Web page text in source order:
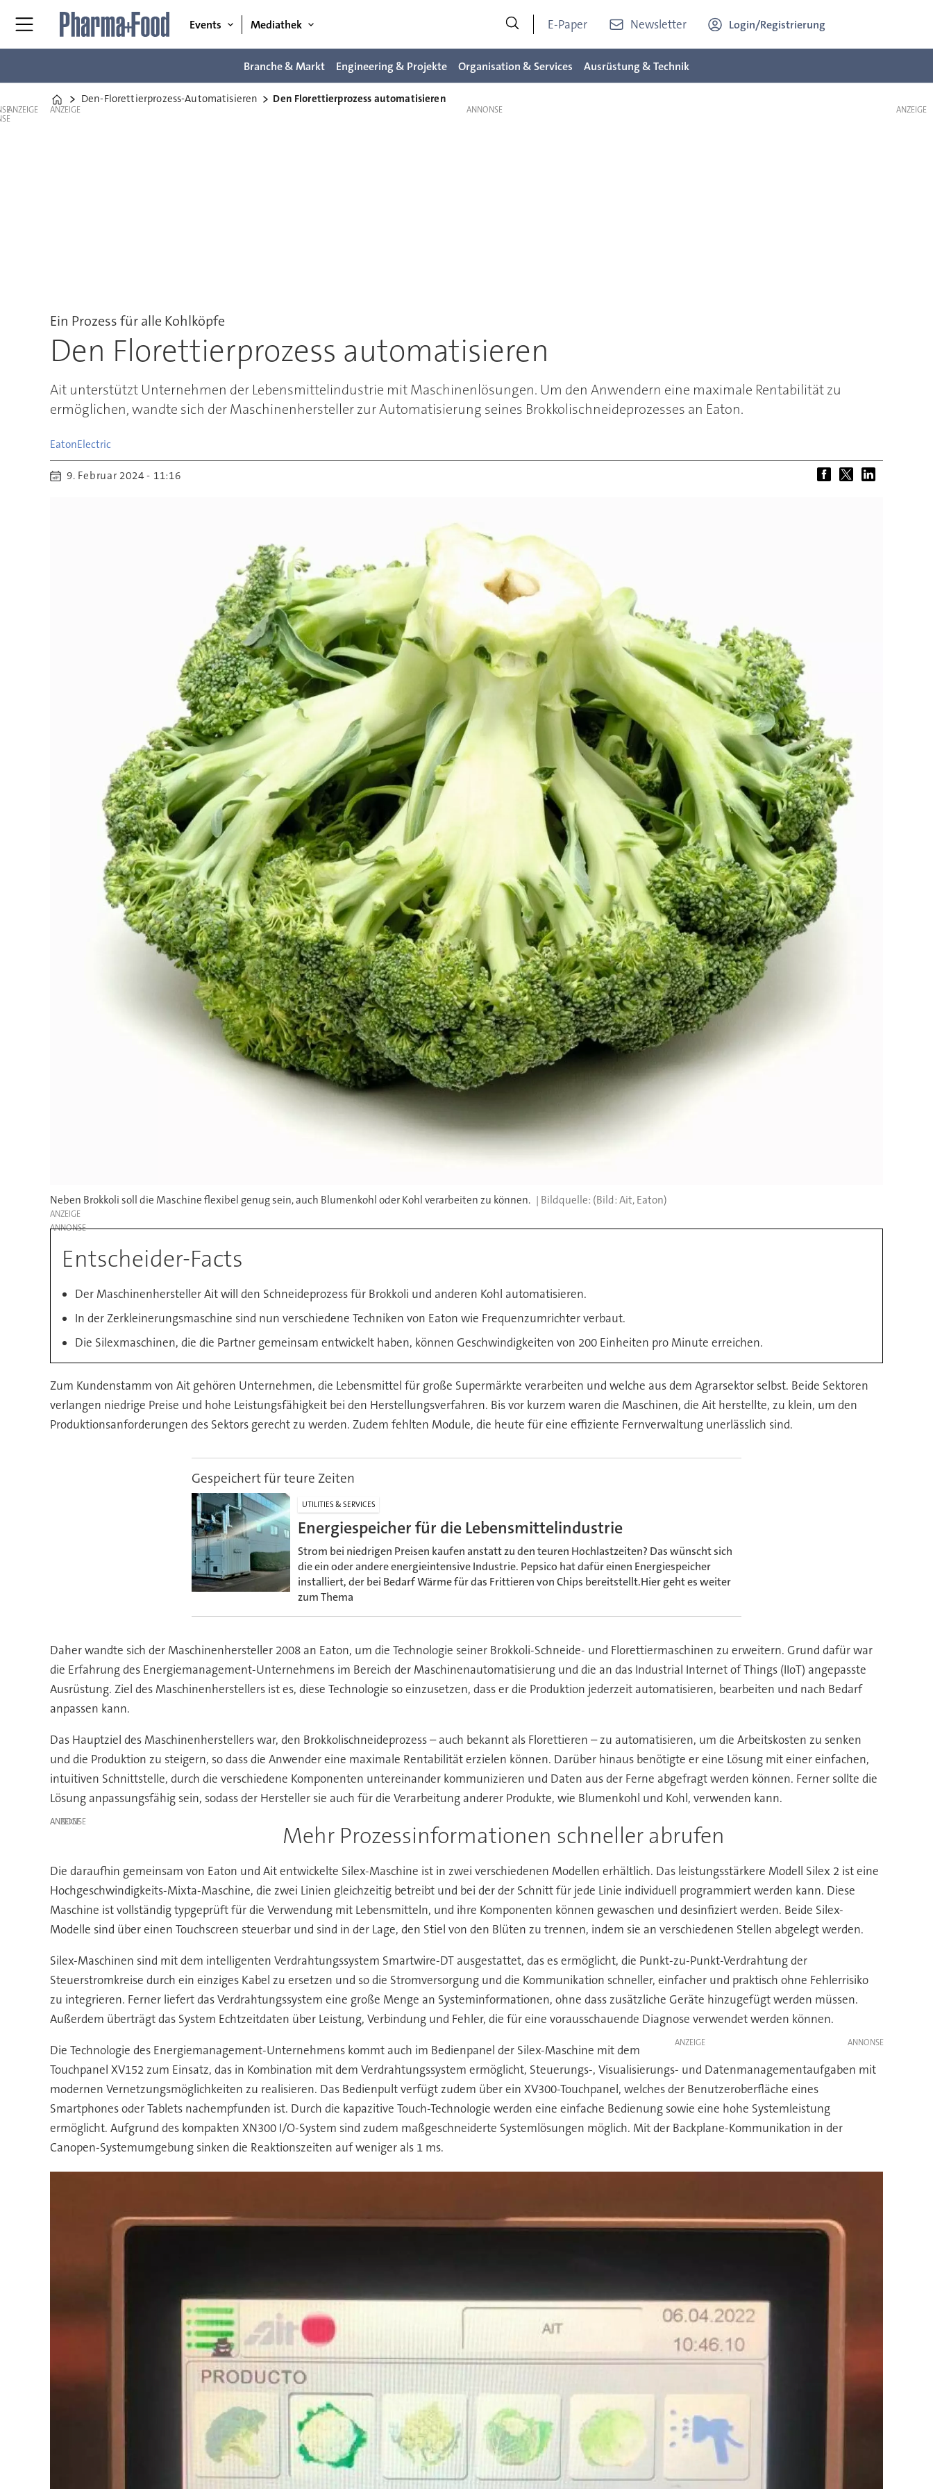
Events Mediathek E-Paper Newsletter Login/Registrierung
Branche & Markt Engineering & Projekte Organisation & Services Ausrüstung & Technik
Home
Den-Florettierprozess-Automatisieren Den Florettierprozess automatisieren
ANZEIGE ANZEIGE
Ein Prozess für alle Kohlköpfe
Den Florettierprozess automatisieren
Ait unterstützt Unternehmen der Lebensmittelindustrie mit Maschinenlösungen. Um den Anwendern eine maximale Rentabilität zu
ermöglichen, wandte sich der Maschinenhersteller zur Automatisierung seines Brokkolischneideprozesses an Eaton.
EatonElectric
9. Februar 2024 - 11:16
Neben Brokkoli soll die Maschine flexibel genug sein, auch Blumenkohl oder Kohl verarbeiten zu können. (Bild: Ait, Eaton)
ANZEIGE
Entscheider-Facts
Der Maschinenhersteller Ait will den Schneideprozess für Brokkoli und anderen Kohl automatisieren.
In der Zerkleinerungsmaschine sind nun verschiedene Techniken von Eaton wie Frequenzumrichter verbaut.
Die Silexmaschinen, die die Partner gemeinsam entwickelt haben, können Geschwindigkeiten von 200 Einheiten pro Minute erreichen.
Zum Kundenstamm von Ait gehören Unternehmen, die Lebensmittel für große Supermärkte verarbeiten und welche aus dem Agrarsektor selbst. Beide Sektoren
verlangen niedrige Preise und hohe Leistungsfähigkeit bei den Herstellungsverfahren. Bis vor kurzem waren die Maschinen, die Ait herstellte, zu klein, um den
Produktionsanforderungen des Sektors gerecht zu werden. Zudem fehlten Module, die heute für eine effiziente Fernverwaltung unerlässlich sind.
Gespeichert für teure Zeiten
UTILITIES & SERVICES
Energiespeicher für die Lebensmittelindustrie
Strom bei niedrigen Preisen kaufen anstatt zu den teuren Hochlastzeiten? Das wünscht sich
die ein oder andere energieintensive Industrie. Pepsico hat dafür einen Energiespeicher
installiert, der bei Bedarf Wärme für das Frittieren von Chips bereitstellt.Hier geht es weiter
zum Thema
Daher wandte sich der Maschinenhersteller 2008 an Eaton, um die Technologie seiner Brokkoli-Schneide- und Florettiermaschinen zu erweitern. Grund dafür war
die Erfahrung des Energiemanagement-Unternehmens im Bereich der Maschinenautomatisierung und die an das Industrial Internet of Things (IIoT) angepasste
Ausrüstung. Ziel des Maschinenherstellers ist es, diese Technologie so einzusetzen, dass er die Produktion jederzeit automatisieren, bearbeiten und nach Bedarf
anpassen kann.
Das Hauptziel des Maschinenherstellers war, den Brokkolischneideprozess – auch bekannt als Florettieren – zu automatisieren, um die Arbeitskosten zu senken
und die Produktion zu steigern, so dass die Anwender eine maximale Rentabilität erzielen können. Darüber hinaus benötigte er eine Lösung mit einer einfachen,
intuitiven Schnittstelle, durch die verschiedene Komponenten untereinander kommunizieren und Daten aus der Ferne abgefragt werden können. Ferner sollte die
Lösung anpassungsfähig sein, sodass der Hersteller sie auch für die Verarbeitung anderer Produkte, wie Blumenkohl und Kohl, verwenden kann.
ANZEIGE Mehr Prozessinformationen schneller abrufen
Die daraufhin gemeinsam von Eaton und Ait entwickelte Silex-Maschine ist in zwei verschiedenen Modellen erhältlich. Das leistungsstärkere Modell Silex 2 ist eine
Hochgeschwindigkeits-Mixta-Maschine, die zwei Linien gleichzeitig betreibt und bei der der Schnitt für jede Linie individuell programmiert werden kann. Diese
Maschine ist vollständig typgeprüft für die Verwendung mit Lebensmitteln, und ihre Komponenten können gewaschen und desinfiziert werden. Beide Silex-
Modelle sind über einen Touchscreen steuerbar und sind in der Lage, den Stiel von den Blüten zu trennen, indem sie an verschiedenen Stellen abgelegt werden.
Silex-Maschinen sind mit dem intelligenten Verdrahtungssystem Smartwire-DT ausgestattet, das es ermöglicht, die Punkt-zu-Punkt-Verdrahtung der
Steuerstromkreise durch ein einziges Kabel zu ersetzen und so die Stromversorgung und die Kommunikation schneller, einfacher und praktisch ohne Fehlerrisiko
zu integrieren. Ferner liefert das Verdrahtungssystem eine große Menge an Systeminformationen, ohne dass zusätzliche Geräte hinzugefügt werden müssen.
Außerdem überträgt das System Echtzeitdaten über Leistung, Verbindung und Fehler, die für eine vorausschauende Diagnose verwendet werden können.
ANZEIGE
Die Technologie des Energiemanagement-Unternehmens kommt auch im Bedienpanel der Silex-Maschine mit dem
Touchpanel XV152 zum Einsatz, das in Kombination mit dem Verdrahtungssystem ermöglicht, Steuerungs-, Visualisierungs- und Datenmanagementaufgaben mit
modernen Vernetzungsmöglichkeiten zu realisieren. Das Bedienpult verfügt zudem über ein XV300-Touchpanel, welches der Benutzeroberfläche eines
Smartphones oder Tablets nachempfunden ist. Durch die kapazitive Touch-Technologie werden eine einfache Bedienung sowie eine hohe Systemleistung
ermöglicht. Aufgrund des kompakten XN300 I/O-System sind zudem maßgeschneiderte Systemlösungen möglich. Mit der Backplane-Kommunikation in der
Canopen-Systemumgebung sinken die Reaktionszeiten auf weniger als 1 ms.
ANZEIGE